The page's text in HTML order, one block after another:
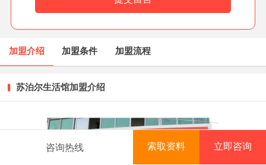
加盟介绍 加盟条件 加盟流程
苏泊尔生活馆加盟介绍
咨询热线 索取资料 立即咨询
首页